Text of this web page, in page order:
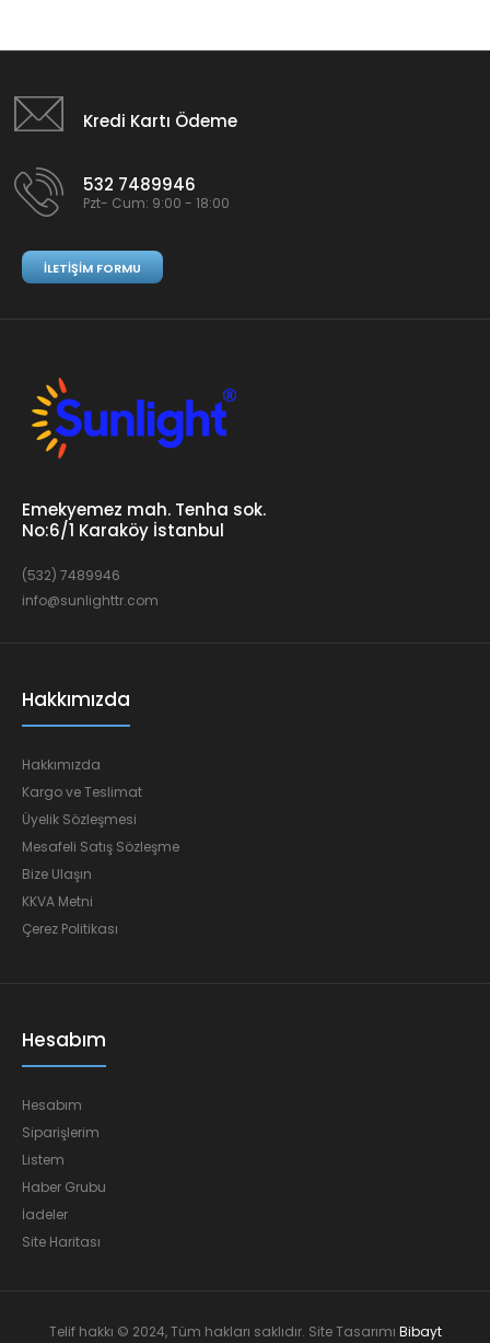
Kredi Kartı Ödeme
532 7489946
Pzt- Cum: 9:00 - 18:00
İLETIŞIM FORMU
Emekyemez mah. Tenha sok.
No:6/1 Karaköy İstanbul
(532) 7489946
info@sunlighttr.com
Hakkımızda
Hakkımızda
Kargo ve Teslimat
Üyelik Sözleşmesi
Mesafeli Satış Sözleşme
Bize Ulaşın
KKVA Metni
Çerez Politikası
Hesabım
Hesabım
Siparişlerim
Listem
Haber Grubu
İadeler
Site Haritası
Telif hakkı © 2024, Tüm hakları saklıdır. Site Tasarımı Bibayt